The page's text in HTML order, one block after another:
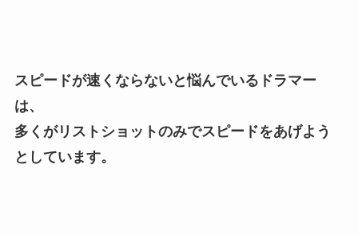
スピードが速くならないと悩んでいるドラマー
は、
多くがリストショットのみでスピードをあげよう
としています。